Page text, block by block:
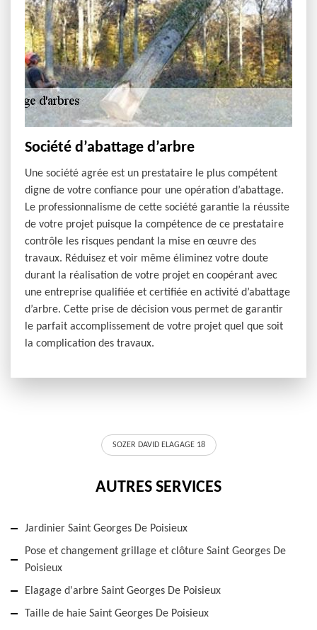
Société d’abattage d’arbre
Une société agrée est un prestataire le plus compétent
digne de votre confiance pour une opération d’abattage.
Le professionnalisme de cette société garantie la réussite
de votre projet puisque la compétence de ce prestataire
contrôle les risques pendant la mise en œuvre des
travaux. Réduisez et voir même éliminez votre doute
durant la réalisation de votre projet en coopérant avec
une entreprise qualifiée et certifiée en activité d’abattage
d’arbre. Cette prise de décision vous permet de garantir
le parfait accomplissement de votre projet quel que soit
la complication des travaux.
SOZER DAVID ELAGAGE 18
AUTRES SERVICES
Jardinier Saint Georges De Poisieux
Pose et changement grillage et clôture Saint Georges De
Poisieux
Elagage d'arbre Saint Georges De Poisieux
Taille de haie Saint Georges De Poisieux